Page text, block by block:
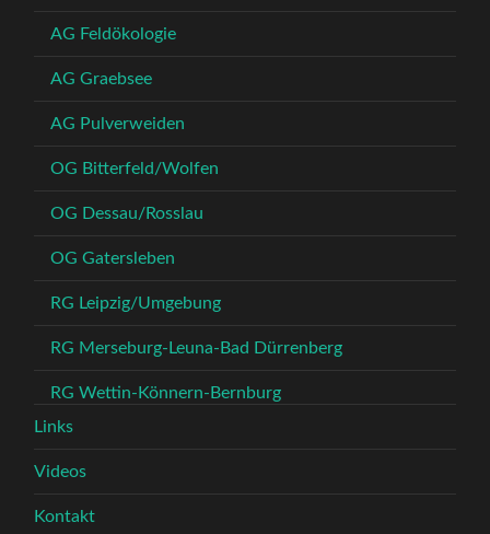
AG Feldökologie
AG Graebsee
AG Pulverweiden
OG Bitterfeld/Wolfen
OG Dessau/Rosslau
OG Gatersleben
RG Leipzig/Umgebung
RG Merseburg-Leuna-Bad Dürrenberg
RG Wettin-Könnern-Bernburg
Links
Videos
Kontakt